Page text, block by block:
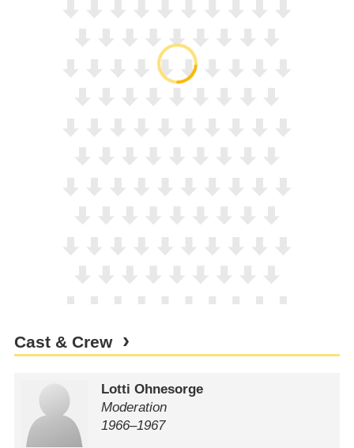
Cast & Crew
Lotti Ohnesorge
Moderation
1966⁠–⁠1967